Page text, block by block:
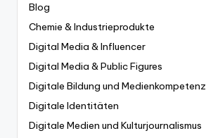
Blog
Chemie & Industrieprodukte
Digital Media & Influencer
Digital Media & Public Figures
Digitale Bildung und Medienkompetenz
Digitale Identitäten
Digitale Medien und Kulturjournalismus